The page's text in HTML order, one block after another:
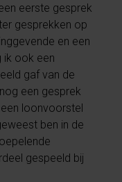
eerste gesprek
gesprekken op
en een
ik ook een
gaf van de
een gesprek
loonvoorstel
ben in de
gespeeld bij